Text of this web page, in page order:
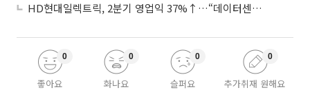
HD현대일렉트릭, 2분기 영업익 37%↑…“데이터센터 사업, 새로운 성장 축”
좋아요
0
화나요
0
슬퍼요
0
추가취재 원해요
0